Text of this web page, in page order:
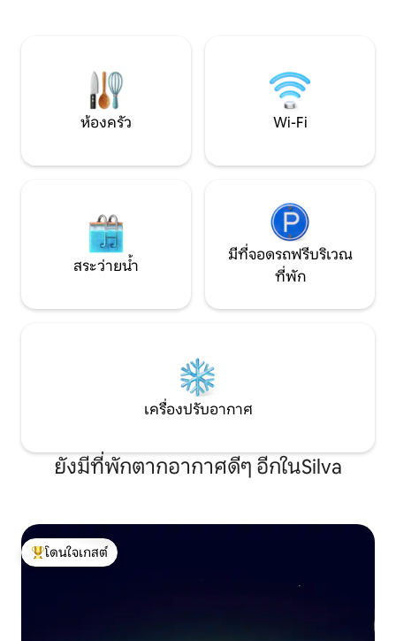
น้ำ ความอบอุ่น และการดูแลอย่างเอาใจใส่
ในสปาและห้องออกกำลังกายของเรา ที่พัก
นี้เป็นบ้านที่เป็นอิสระอย่างสมบูรณ์ ล้อม
รอบด้วยความเขียวขจี สำหรับการใช้งาน
ห้องครัว Wi-Fi
สระว่ายน้ำ
มีที่จอดรถฟรีบริเวณ
ที่พัก
เครื่องปรับอากาศ
ยังมีที่พักตากอากาศดีๆ อีกในSilva
โดนใจเกสต์ที่สุด
โดนใจเกสต์